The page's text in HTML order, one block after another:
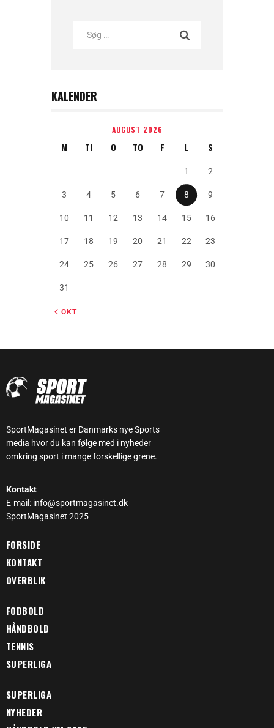
KALENDER
AUGUST 2026
M TI O TO F L S
1 2
3 4 5 6 7 8 9
10 11 12 13 14 15 16
17 18 19 20 21 22 23
24 25 26 27 28 29 30
31
« OKT
SportMagasinet er Danmarks nye Sports
media hvor du kan følge med i nyheder
omkring sport i mange forskellige grene.
Kontakt
E-mail: info@sportmagasinet.dk
SportMagasinet 2025
FORSIDE
KONTAKT
OVERBLIK
FODBOLD
HÅNDBOLD
TENNIS
SUPERLIGA
SUPERLIGA
NYHEDER